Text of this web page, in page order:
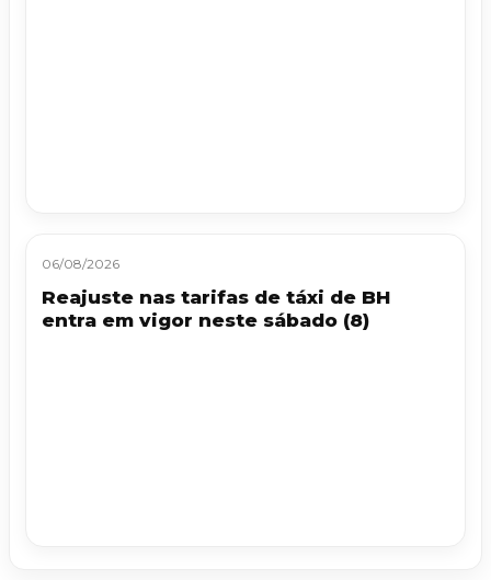
06/08/2026
Reajuste nas tarifas de táxi de BH
entra em vigor neste sábado (8)